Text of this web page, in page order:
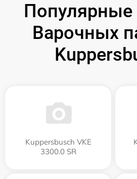
Варочных
Kuppersbusch VKE
3300.0 SR